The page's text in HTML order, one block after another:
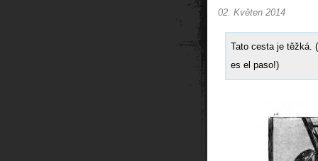
02. Květen 2014
Tato cesta je těžká.
es el paso!)